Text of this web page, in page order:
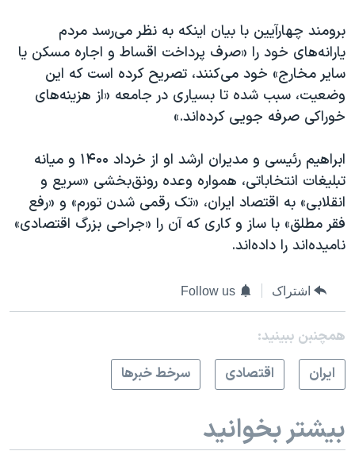
برومند چهارآیین با بیان اینکه به نظر می‌رسد مردم
یارانه‌های خود را «صرف پرداخت اقساط و اجاره مسکن یا
سایر مخارج» خود می‌کنند، تصریح کرده است که این
وضعیت، سبب شده تا بسیاری در جامعه «از هزینه‌های
خوراکی صرفه جویی کرده‌اند.»
ابراهیم رئیسی و مدیران ارشد او از خرداد ۱۴۰۰ و میانه
تبلیغات انتخاباتی، همواره وعده رونق‌بخشی «سریع و
انقلابی» به اقتصاد ایران، «تک رقمی شدن تورم» و «رفع
فقر مطلق» با ساز و کاری که آن را «جراحی بزرگ اقتصادی»
نامیده‌اند را‌ داده‌اند.
اشتراک Follow us
همچنبن ببینید:
ايران
اقتصادی سرخط خبرها
بیشتر بخوانید